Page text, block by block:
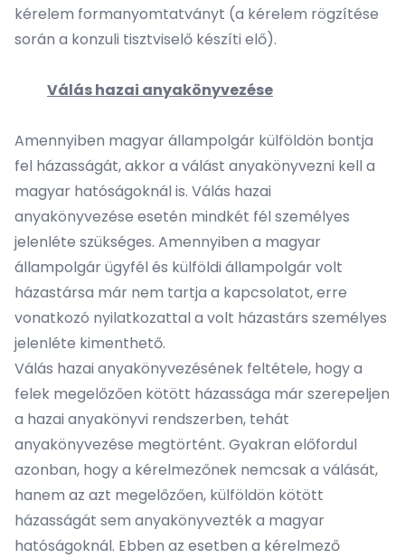
kérelem formanyomtatványt (a kérelem rögzítése
során a konzuli tisztviselő készíti elő).
Válás hazai anyakönyvezése
Amennyiben magyar állampolgár külföldön bontja
fel házasságát, akkor a válást anyakönyvezni kell a
magyar hatóságoknál is. Válás hazai
anyakönyvezése esetén mindkét fél személyes
jelenléte szükséges. Amennyiben a magyar
állampolgár ügyfél és külföldi állampolgár volt
házastársa már nem tartja a kapcsolatot, erre
vonatkozó nyilatkozattal a volt házastárs személyes
jelenléte kimenthető.
Válás hazai anyakönyvezésének feltétele, hogy a
felek megelőzően kötött házassága már szerepeljen
a hazai anyakönyvi rendszerben, tehát
anyakönyvezése megtörtént. Gyakran előfordul
azonban, hogy a kérelmezőnek nemcsak a válását,
hanem az azt megelőzően, külföldön kötött
házasságát sem anyakönyvezték a magyar
hatóságoknál. Ebben az esetben a kérelmező